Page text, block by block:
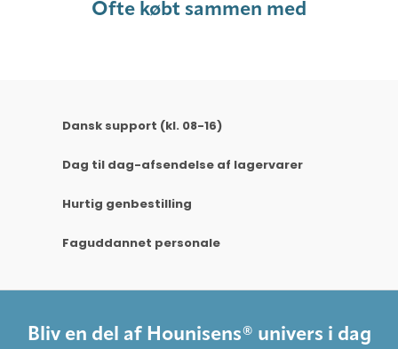
Ofte købt sammen med
Dansk support (kl. 08-16)
Dag til dag-afsendelse af lagervarer
Hurtig genbestilling
Faguddannet personale
Bliv en del af Hounisens® univers i dag